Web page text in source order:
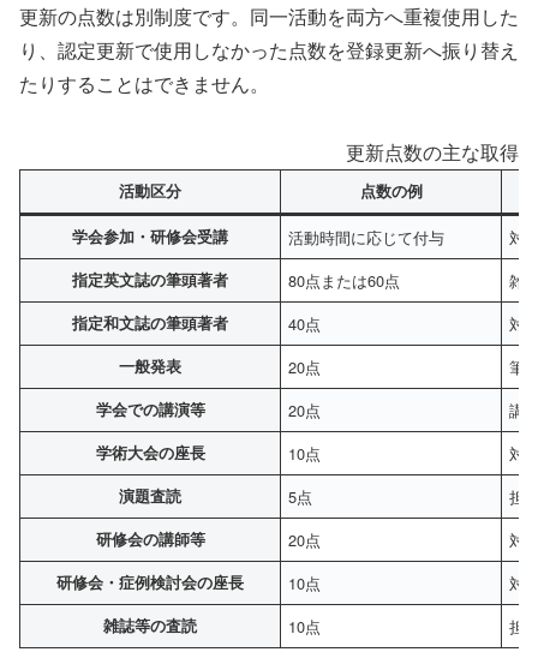
更新の点数は別制度です。同一活動を両方へ重複使用した
り、認定更新で使用しなかった点数を登録更新へ振り替え
たりすることはできません。
更新点数の主な取得
活動区分 点数の例
学会参加・研修会受講 活動時間に応じて付与 対
指定英文誌の筆頭著者 80点または60点 雑
指定和文誌の筆頭著者 40点 対
一般発表 20点 筆
学会での講演等 20点 講
学術大会の座長 10点 対
演題査読 5点 担
研修会の講師等 20点 対
研修会・症例検討会の座長 10点 対
雑誌等の査読 10点 担